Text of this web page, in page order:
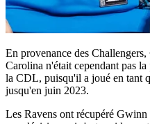
En provenance des
Carolina n'était cependant pas
la CDL, puisqu'il a joué en tant
jusqu'en juin 2023.
Les Ravens ont récupéré Gwinn